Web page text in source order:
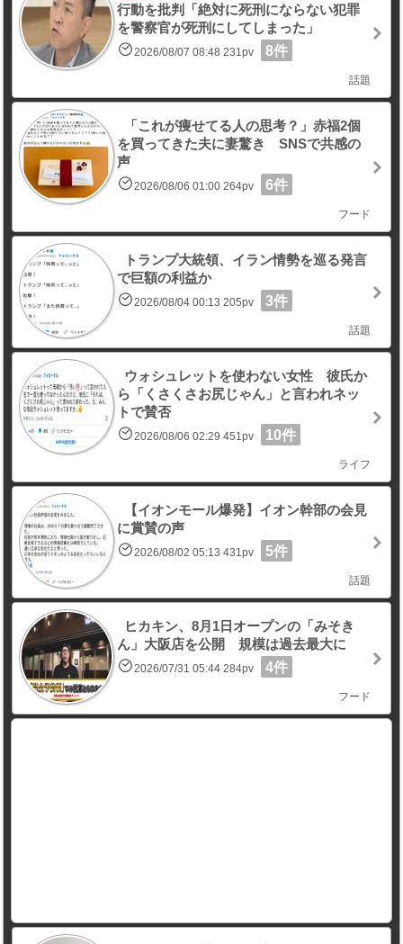
行動を批判「絶対に死刑にならない犯罪
を警察官が死刑にしてしまった」
2026/08/07 08:48 231pv 8件
話題
「これが痩せてる人の思考？」赤福2個
を買ってきた夫に妻驚き SNSで共感の
声
2026/08/06 01:00 264pv 6件
フード
トランプ大統領、イラン情勢を巡る発言
で巨額の利益か
2026/08/04 00:13 205pv 3件
話題
ウォシュレットを使わない女性 彼氏か
ら「くさくさお尻じゃん」と言われネッ
トで賛否
2026/08/06 02:29 451pv 10件
ライフ
【イオンモール爆発】イオン幹部の会見
に賞賛の声
2026/08/02 05:13 431pv 5件
話題
ヒカキン、8月1日オープンの「みそき
ん」大阪店を公開 規模は過去最大に
2026/07/31 05:44 284pv 4件
フード